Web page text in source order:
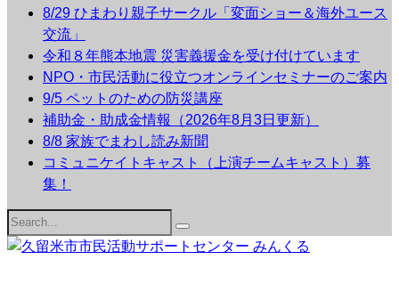
8/29 ひまわり親子サークル「変面ショー＆海外ユース
交流」
令和８年熊本地震 災害義援金を受け付けています
NPO・市民活動に役立つオンラインセミナーのご案内
9/5 ペットのための防災講座
補助金・助成金情報（2026年8月3日更新）
8/8 家族でまわし読み新聞
コミュニケイトキャスト（上演チームキャスト）募
集！
Search
for: